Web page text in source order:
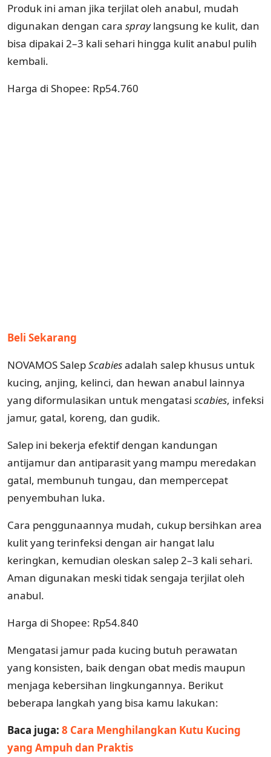
Produk ini aman jika terjilat oleh anabul, mudah
digunakan dengan cara spraylangsung ke kulit, dan
bisa dipakai 2–3 kali sehari hingga kulit anabul pulih
kembali.
Harga di Shopee: Rp54.760
Beli Sekarang
NOVAMOS SalepScabiesadalah salep khusus untuk
kucing, anjing, kelinci, dan hewan anabul lainnya
yang diformulasikan untuk mengatasi scabies, infeksi
jamur, gatal, koreng, dan gudik.
Salep ini bekerja efektif dengan kandungan
antijamur dan antiparasit yang mampu meredakan
gatal, membunuh tungau, dan mempercepat
penyembuhan luka.
Cara penggunaannya mudah, cukup bersihkan area
kulit yang terinfeksi dengan air hangat lalu
keringkan, kemudian oleskan salep 2–3 kali sehari.
Aman digunakan meski tidak sengaja terjilat oleh
anabul.
Harga di Shopee: Rp54.840
Mengatasi jamur pada kucing butuh perawatan
yang konsisten, baik dengan obat medis maupun
menjaga kebersihan lingkungannya. Berikut
beberapa langkah yang bisa kamu lakukan:
Baca juga: 8 Cara Menghilangkan Kutu Kucing
yang Ampuh dan Praktis